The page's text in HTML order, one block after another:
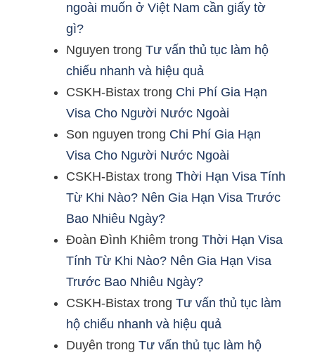
ngoài muốn ở Việt Nam cần giấy tờ
gì?
Nguyen trong Tư vấn thủ tục làm hộ
chiếu nhanh và hiệu quả
CSKH-Bistax trong Chi Phí Gia Hạn
Visa Cho Người Nước Ngoài
Son nguyen trong Chi Phí Gia Hạn
Visa Cho Người Nước Ngoài
CSKH-Bistax trong Thời Hạn Visa Tính
Từ Khi Nào? Nên Gia Hạn Visa Trước
Bao Nhiêu Ngày?
Đoàn Đình Khiêm trong Thời Hạn Visa
Tính Từ Khi Nào? Nên Gia Hạn Visa
Trước Bao Nhiêu Ngày?
CSKH-Bistax trong Tư vấn thủ tục làm
hộ chiếu nhanh và hiệu quả
Duyên trong Tư vấn thủ tục làm hộ